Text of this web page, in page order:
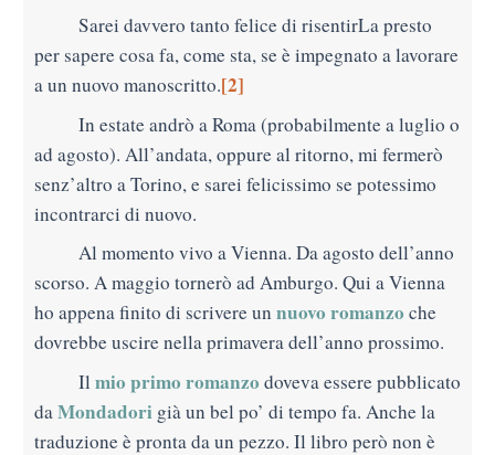
Sarei davvero tanto felice di risentirLa presto
per sapere cosa fa, come sta, se è impegnato a lavorare
a un nuovo manoscritto.[2]
In estate andrò a Roma (probabilmente a luglio o
ad agosto). All’andata, oppure al ritorno, mi fermerò
senz’altro a Torino, e sarei felicissimo se potessimo
incontrarci di nuovo.
Al momento vivo a Vienna. Da agosto dell’anno
scorso. A maggio tornerò ad Amburgo. Qui a Vienna
ho appena finito di scrivere un nuovo romanzo che
dovrebbe uscire nella primavera dell’anno prossimo.
Il mio primo romanzo doveva essere pubblicato
daMondadori giàun bel po’ di tempo fa. Anche la
traduzione è pronta da un pezzo. Il libro però non è